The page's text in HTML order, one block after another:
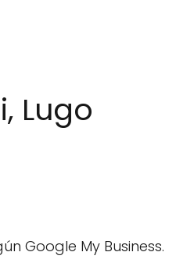
Lugo
Google My Business.